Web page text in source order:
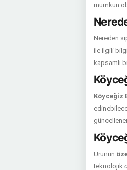
mümkün
Nereden
ile ilgili
kapsamlı
Köyceğiz
Ürünün
teknolojik